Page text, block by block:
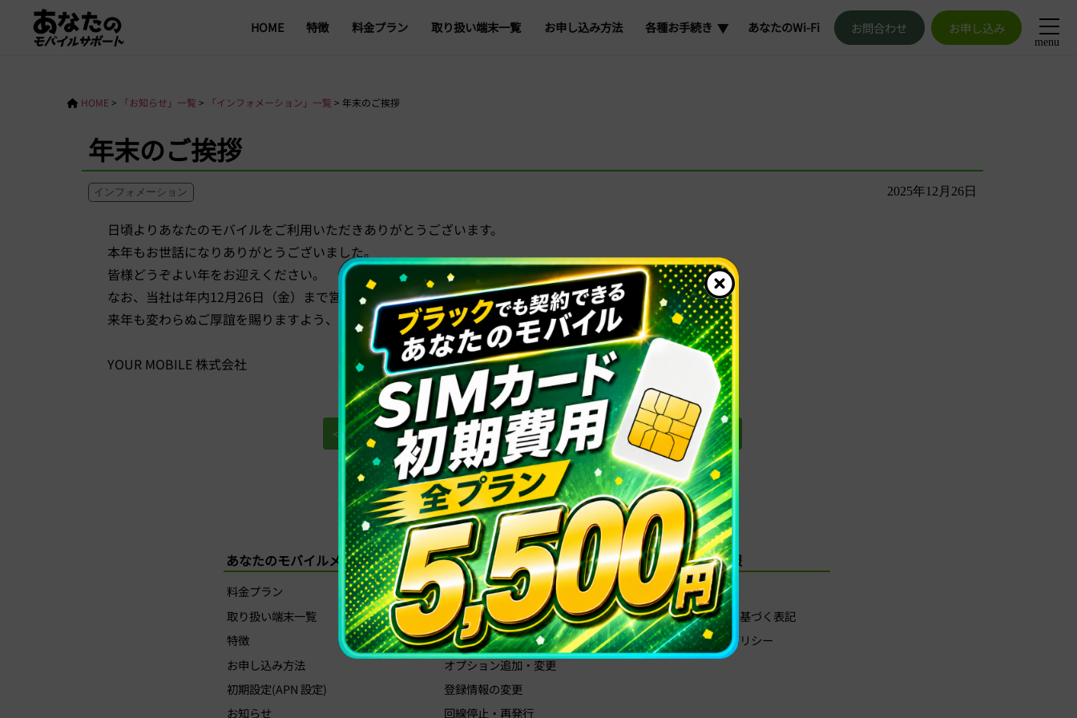
menu
HOME 特徴 料金プラン 取り扱い端末一覧 お申し込み方法 各種お手続き
オプション追加・解約
解約・転出
あなたのWi-Fi お問合わせ お申し込み
HOME > 「お知らせ」一覧 > 「インフォメーション」一覧 > 年末のご挨拶
年末のご挨拶
インフォメーション 2025年12月26日
日頃よりあなたのモバイルをご利用いただきありがとうございます。
本年もお世話になりありがとうございました。
皆様どうぞよい年をお迎えください。
なお、当社は年内12月26日（金）まで営業、年始は1月5日（月）から営業いたします。
来年も変わらぬご厚誼を賜りますよう、よろしくお願いいたします。
YOUR MOBILE 株式会社
< 前の記事へ お知らせ一覧へ 次の記事へ >
あなたのモバイルメニュー
料金プラン
取り扱い端末一覧
特徴
お申し込み方法
初期設定(APN 設定)
お知らせ
各種設定お手続き
各種お手続き
プラン変更
データ容量追加
オプション追加・変更
登録情報の変更
回線停止・再発行
規約/会社情報
会社概要
特定商取引法に基づく表記
プライバシーポリシー